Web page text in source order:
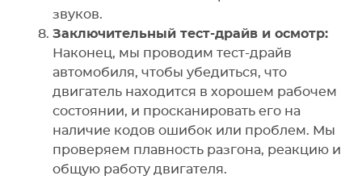
звуков.
Заключительный тест-драйв и осмотр:
Наконец, мы проводим тест-драйв
автомобиля, чтобы убедиться, что
двигатель находится в хорошем рабочем
состоянии, и просканировать его на
наличие кодов ошибок или проблем. Мы
проверяем плавность разгона, реакцию и
общую работу двигателя.